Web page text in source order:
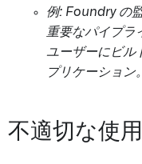
例: Foundry の
重要なパイプラ
ユーザーにビル
プリケーション。
不適切な使用